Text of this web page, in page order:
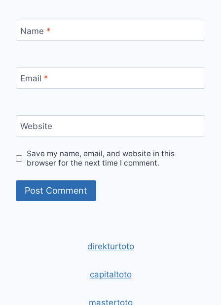
Name *
Email *
Website
Save my name, email, and website in this
browser for the next time I comment.
direkturtoto
capitaltoto
mastertoto